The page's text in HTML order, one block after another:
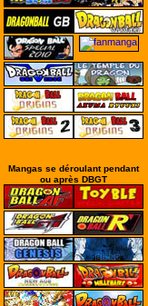
Mangas se déroulant pendant
ou après DBGT